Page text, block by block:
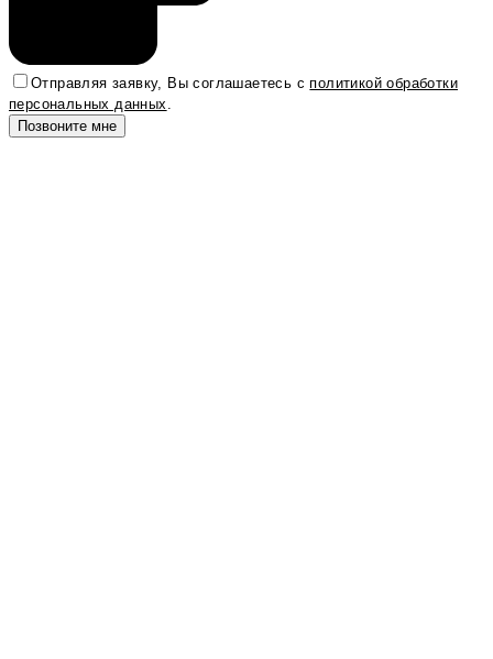
Отправляя заявку, Вы соглашаетесь сполитикой обработки
персональных данных